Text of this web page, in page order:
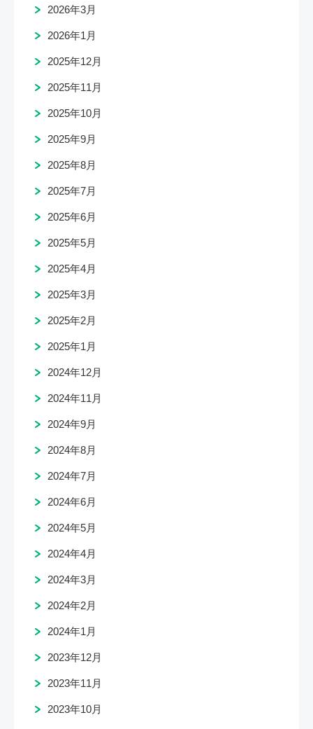
2026年3月
2026年1月
2025年12月
2025年11月
2025年10月
2025年9月
2025年8月
2025年7月
2025年6月
2025年5月
2025年4月
2025年3月
2025年2月
2025年1月
2024年12月
2024年11月
2024年9月
2024年8月
2024年7月
2024年6月
2024年5月
2024年4月
2024年3月
2024年2月
2024年1月
2023年12月
2023年11月
2023年10月